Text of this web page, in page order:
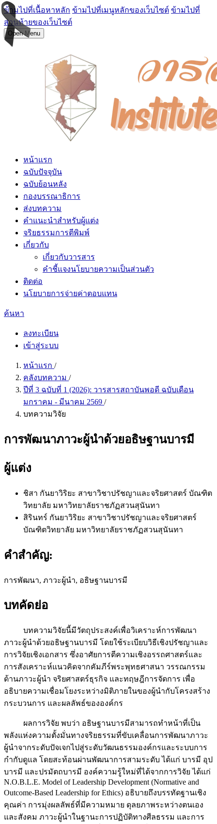
ข้ามไปที่เนื้อหาหลัก ข้ามไปที่เมนูหลักของเว็บไซต์ ข้ามไปที่
ส่วนท้ายของเว็บไซต์
Open Menu
หน้าแรก
ฉบับปัจจุบัน
ฉบับย้อนหลัง
กองบรรณาธิการ
ส่งบทความ
คำแนะนำสำหรับผู้แต่ง
จริยธรรมการตีพิมพ์
เกี่ยวกับ
เกี่ยวกับวารสาร
คำชี้แจงนโยบายความเป็นส่วนตัว
ติดต่อ
นโยบายการจ่ายค่าตอบแทน
ค้นหา
ลงทะเบียน
เข้าสู่ระบบ
หน้าแรก /
คลังบทความ /
ปีที่ 3 ฉบับที่ 1 (2026): วารสารสถาบันพอดี ฉบับเดือน
มกราคม - มีนาคม 2569 /
บทความวิจัย
การพัฒนาภาวะผู้นำด้วยอธิษฐานบารมี
ผู้แต่ง
ชิสา กันยาวิริยะ สาขาวิชาปรัชญาและจริยศาสตร์ บัณฑิต
วิทยาลัย มหาวิทยาลัยราชภัฏสวนสุนันทา
สิรินทร์ กันยาวิริยะ สาขาวิชาปรัชญาและจริยศาสตร์
บัณฑิตวิทยาลัย มหาวิทยาลัยราชภัฏสวนสุนันทา
คำสำคัญ:
การพัฒนา, ภาวะผู้นำ, อธิษฐานบารมี
บทคัดย่อ
บทความวิจัยนี้มีวัตถุประสงค์เพื่อวิเคราะห์การพัฒนา
ภาวะผู้นำด้วยอธิษฐานบารมี โดยใช้ระเบียบวิธีเชิงปรัชญาและ
การวิจัยเชิงเอกสาร ซึ่งอาศัยการตีความเชิงอรรถศาสตร์และ
การสังเคราะห์แนวคิดจากคัมภีร์พระพุทธศาสนา วรรณกรรม
ด้านภาวะผู้นำ จริยศาสตร์ธุรกิจ และทฤษฎีการจัดการ เพื่อ
อธิบายความเชื่อมโยงระหว่างมิติภายในของผู้นำกับโครงสร้าง
กระบวนการ และผลลัพธ์ขององค์กร
ผลการวิจัย พบว่า อธิษฐานบารมีสามารถทำหน้าที่เป็น
พลังแห่งความตั้งมั่นทางจริยธรรมที่ขับเคลื่อนการพัฒนาภาวะ
ผู้นำจากระดับปัจเจกไปสู่ระดับวัฒนธรรมองค์กรและระบบการ
กำกับดูแล โดยสะท้อนผ่านพัฒนาการสามระดับ ได้แก่ บารมี อุป
บารมี และปรมัตถบารมี องค์ความรู้ใหม่ที่ได้จากการวิจัย ได้แก่
N.O.B.L.E. Model of Leadership Development (Normative and
Outcome-Based Leadership for Ethics) อธิบายถึงบรรทัดฐานเชิง
คุณค่า การมุ่งผลลัพธ์ที่มีความหมาย ดุลยภาพระหว่างตนเอง
และสังคม ภาวะผู้นำในฐานะการปฏิบัติทางศีลธรรม และการ